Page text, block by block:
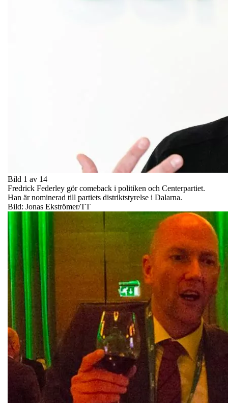
Bild 1 av 14
Fredrick Federley gör comeback i politiken och Centerpartiet.
Han är nominerad till partiets distriktstyrelse i Dalarna.
Bild: Jonas Ekströmer/TT